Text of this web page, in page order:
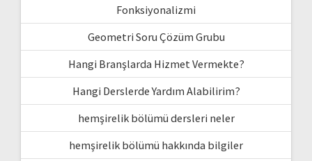
Fonksiyonalizmi
Geometri Soru Çözüm Grubu
Hangi Branşlarda Hizmet Vermekte?
Hangi Derslerde Yardım Alabilirim?
hemşirelik bölümü dersleri neler
hemşirelik bölümü hakkında bilgiler